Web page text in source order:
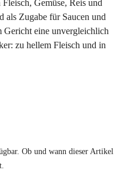
Gemüse, Reis und
als Zugabe für Saucen und
Gericht eine unvergleichlich
zu hellem Fleisch und in
Ob und wann dieser Artikel